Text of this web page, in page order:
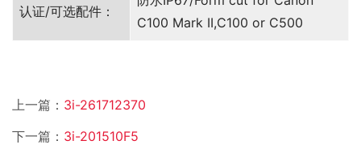
认证/可选配件：
C100 Mark II,C100 or C500
上一篇： 3i-261712370
下一篇： 3i-201510F5